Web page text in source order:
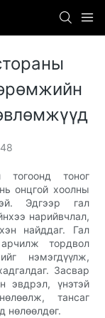
тогоонд тоног
онцгой хоолны
Эдгээр гал
нарийвчлал,
найддаг. Гал
тордвол
нэмэгдүүлж,
Засвар
эвдрэл, үнэтэй
тансаг
нөлөөлдөг.